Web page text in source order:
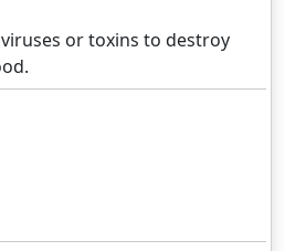
or toxins to destroy